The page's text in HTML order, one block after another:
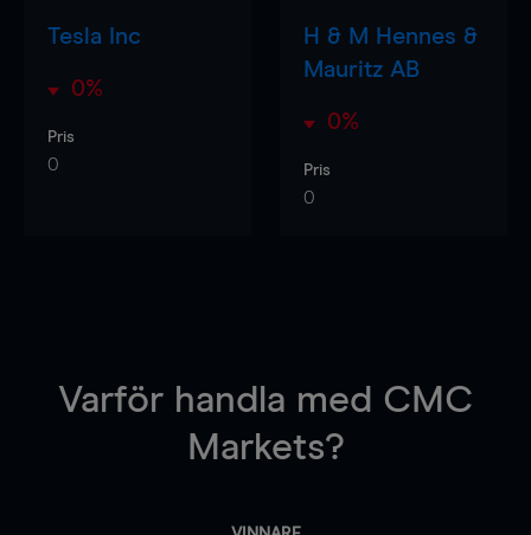
Tesla Inc
0%
Pris
0
H & M Hennes &
Mauritz AB
0%
Pris
0
Varför handla med CMC
Markets?